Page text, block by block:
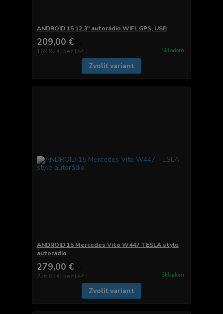
ANDROID 15 12,3" autorádio WIFI, GPS, USB
209,00 €
169,92 € bez DPH Skladom
Zvoliť variant
ANDROID 15 Mercedes Vito W447 TESLA style
autorádio
279,00 €
226,83 € bez DPH Skladom
Zvoliť variant